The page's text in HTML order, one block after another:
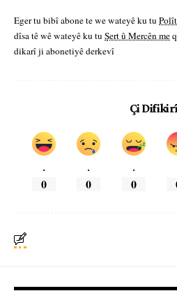
Eger tu bibî abone te we wateyê ku tu
dîsa tê wê wateyê ku tu Şert û Mercên me
dikarî ji abonetiyê derkevî
Çi
.
0
.
0
.
0